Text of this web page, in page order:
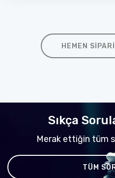
HEMEN
Sıkça
Merak ettiğin tüm
TÜM